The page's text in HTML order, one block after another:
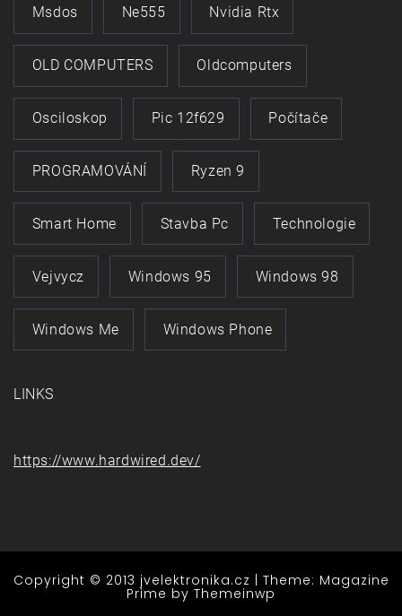
Msdos Ne555 Nvidia Rtx
OLD COMPUTERS Oldcomputers
Osciloskop Pic 12f629 Počítače
PROGRAMOVÁNÍ Ryzen 9
Smart Home Stavba Pc Technologie
Vejvycz Windows 95 Windows 98
Windows Me Windows Phone
LINKS
https://www.hardwired.dev/
Copyright © 2013 jvelektronika.cz Theme: Magazine
Prime by Themeinwp